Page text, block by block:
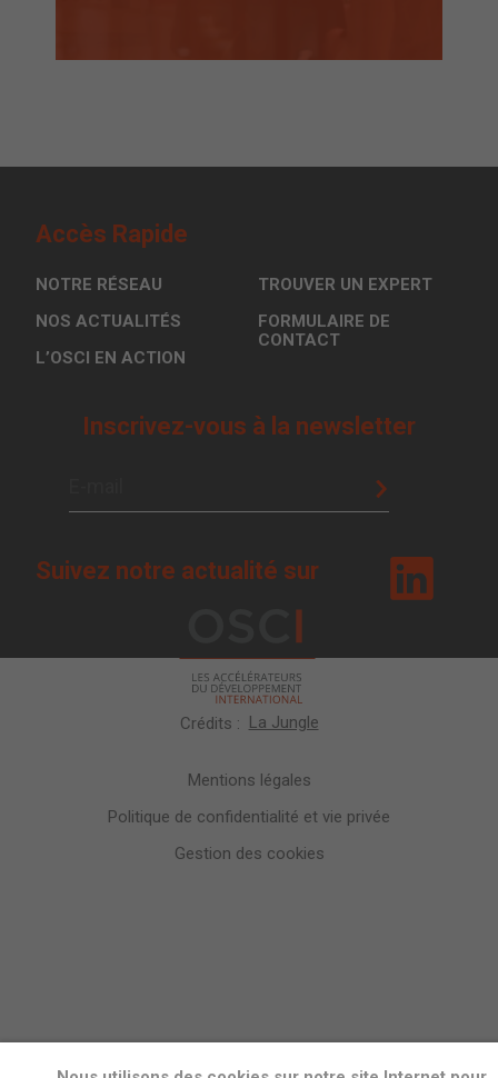
Accès Rapide
NOTRE RÉSEAU
NOS ACTUALITÉS
L’OSCI EN ACTION
TROUVER UN EXPERT
FORMULAIRE DE
CONTACT
Inscrivez-vous à la newsletter
Suivez notre actualité sur
Crédits : La Jungle
Mentions légales
Politique de confidentialité et vie privée
Gestion des cookies